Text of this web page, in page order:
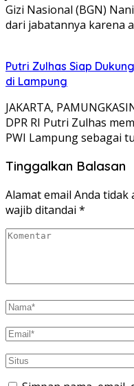
Gizi Nasional (BGN)
dari jabatannya karena
Putri Zulhas Siap
di Lampung
JAKARTA,
DPR RI Putri Zulhas
PWI Lampung sebagai
Tinggalkan Balasan
Alamat email Anda
wajib ditandai *